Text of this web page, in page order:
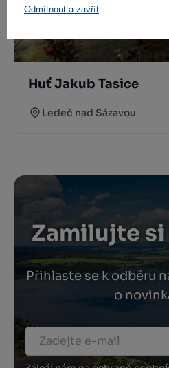
Odmítnout a zavřít
Huť Jakub Tasice
Ledeč nad Sázavou
Zamilujte
Přihlaste se k odběru
o